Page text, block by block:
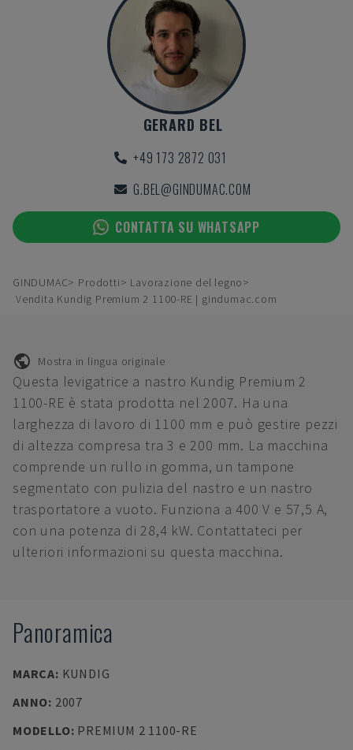
GERARD BEL
+49 173 2872 031
G.BEL@GINDUMAC.COM
CONTATTA SU WHATSAPP
GINDUMAC Prodotti
Lavorazione del legno
Vendita Kundig Premium 2 1100-RE | gindumac.com
Mostra in lingua originale
Questa levigatrice a nastro Kundig Premium 2
1100-RE è stata prodotta nel 2007. Ha una
larghezza di lavoro di 1100 mm e può gestire pezzi
di altezza compresa tra 3 e 200 mm. La macchina
comprende un rullo in gomma, un tampone
segmentato con pulizia del nastro e un nastro
trasportatore a vuoto. Funziona a 400 V e 57,5 A,
con una potenza di 28,4 kW. Contattateci per
ulteriori informazioni su questa macchina.
Panoramica
MARCA: KUNDIG
ANNO: 2007
MODELLO: PREMIUM 2 1100-RE